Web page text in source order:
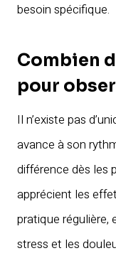
besoin spécifique.
Combien
pour
Il n’existe pas
avance à son
différence dès les
apprécient les
pratique régulière,
stress et les